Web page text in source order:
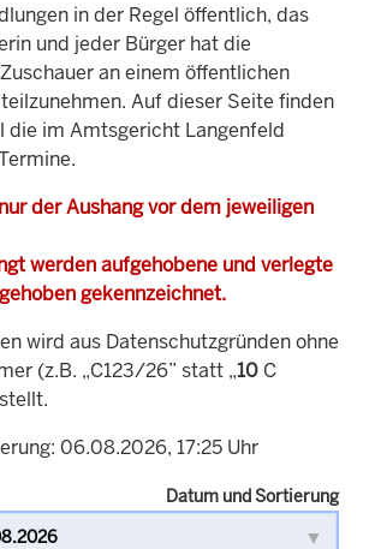
in der Regel öffentlich, das
und jeder Bürger hat die
an einem öffentlichen
Auf dieser Seite finden
die im Amtsgericht Langenfeld
der Aushang vor dem jeweiligen
werden aufgehobene und verlegte
gekennzeichnet.
wird aus Datenschutzgründen ohne
(z.B. „C123/26” statt „10 C
06.08.2026, 17:25 Uhr
Datum und Sortierung